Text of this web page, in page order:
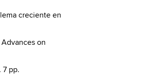
creciente en
on
7 pp.